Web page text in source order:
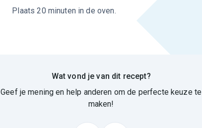
Plaats 20 minuten in de oven.
Wat vond je van dit recept?
Geef je mening en help anderen om de perfecte keuze te
maken!